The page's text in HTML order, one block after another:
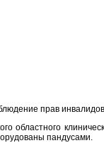
прав
областного
пандусами.